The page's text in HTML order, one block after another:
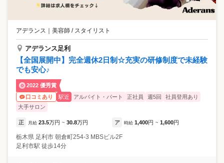
アデランス 美容師 / スタイリスト
アデランス足利
【全国展開中】完全週休2日制☆充実の研修制度で未経験
でも安心♪
2022 優秀賞
口コミあり
駅近 アルバイト・パート 正社員 週5回
社員登用あり
大手サロン
正 月給 23.5万円 ~ 30.8万円 ア 時給 1,400円 ~ 1,600円
栃木県 足利市 朝倉町254-3 MBSビル2F
足利市駅 徒歩14分